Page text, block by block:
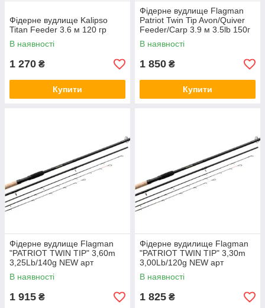
Фідерне вудлище Kalipso
Titan Feeder 3.6 м 120 гр
В наявності
1 270 ₴
Купити
Фідерне вудлище Flagman
Patriot Twin Tip Avon/Quiver
Feeder/Carp 3.9 м 3.5lb 150г
В наявності
1 850 ₴
Купити
Фідерне вудлище Flagman
"PATRIOT TWIN TIP" 3,60m
3,25Lb/140g NEW арт
PATWF360N25
В наявності
1 915 ₴
Фідерне вудилище Flagman
"PATRIOT TWIN TIP" 3,30m
3,00Lb/120g NEW арт
PATWF330N25
В наявності
1 825 ₴